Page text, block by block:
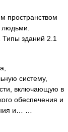
пространством
зданий 2.1
систему,
включающую в
обеспечения и
и… …